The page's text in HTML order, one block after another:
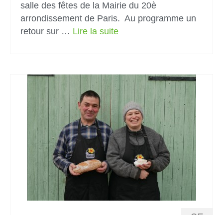
salle des fêtes de la Mairie du 20è
arrondissement de Paris. Au programme un
retour sur … Lire la suite­­